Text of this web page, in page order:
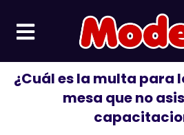
contenido
¿Cuál es la multa para
mesa que no